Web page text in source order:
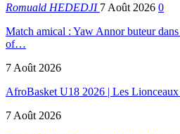
Romuald HEDEDJI 7 Août 2026 0
Match amical : Yaw Annor buteur
of…
7 Août 2026
AfroBasket U18 2026 | Les
7 Août 2026